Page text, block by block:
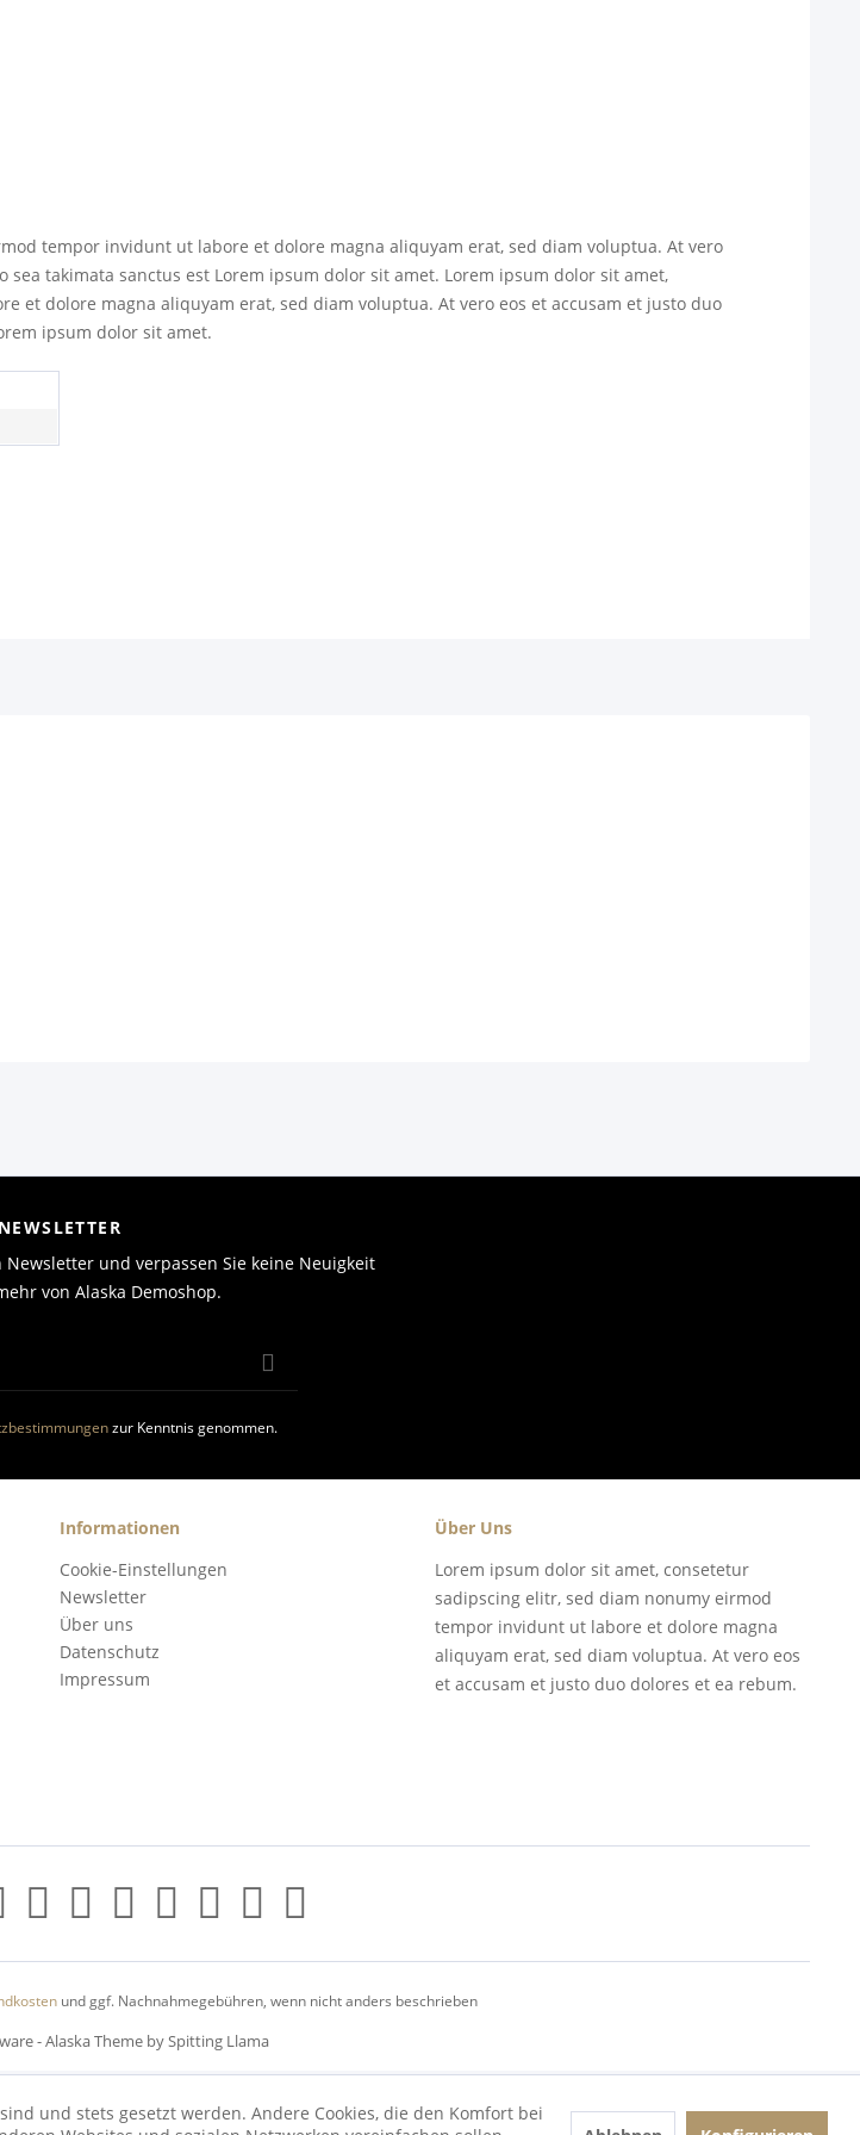
tempor invidunt ut labore et dolore magna aliquyam erat, sed diam voluptua. At vero
takimata sanctus est Lorem ipsum dolor sit amet. Lorem ipsum dolor sit amet,
dolore magna aliquyam erat, sed diam voluptua. At vero eos et accusam et justo duo
ipsum dolor sit amet.
NEWSLETTER
und verpassen Sie keine Neuigkeit
von Alaska Demoshop.
zur Kenntnis genommen.
Informationen
Cookie-Einstellungen
Newsletter
Über uns
Datenschutz
Impressum
Über Uns
Lorem ipsum dolor sit amet, consetetur
sadipscing elitr, sed diam nonumy eirmod
tempor invidunt ut labore et dolore magna
aliquyam erat, sed diam voluptua. At vero eos
et accusam et justo duo dolores et ea rebum.
und ggf. Nachnahmegebühren, wenn nicht anders beschrieben
- Alaska Theme by Spitting Llama
und stets gesetzt werden. Andere Cookies, die den Komfort bei